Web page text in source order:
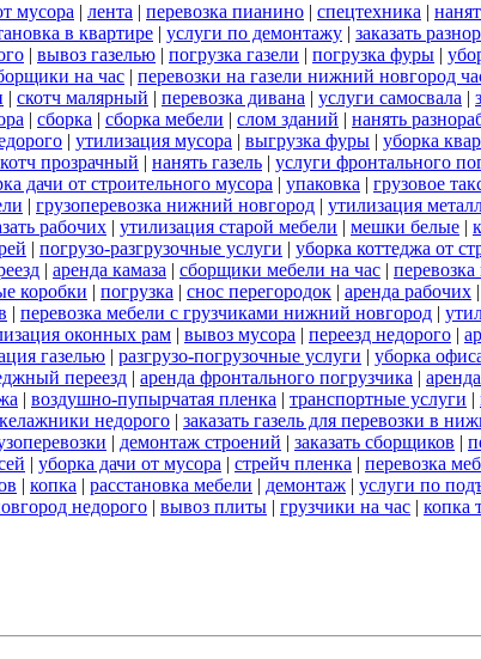
мусора | лента | перевозка пианино | спецтехника |
в квартире | услуги по демонтажу | заказать
| вывоз газелью | погрузка газели | погрузка фуры |
на час | перевозки на газели нижний новгород
| скотч малярный | перевозка дивана | услуги самосвала |
| сборка | сборка мебели | слом зданий | нанять
| утилизация мусора | выгрузка фуры | уборка
прозрачный | нанять газель | услуги фронтального
дачи от строительного мусора | упаковка | грузовое
| грузоперевозка нижний новгород | утилизация
рабочих | утилизация старой мебели | мешки белые |
| погрузо-разгрузочные услуги | уборка коттеджа от
| аренда камаза | сборщики мебели на час |
коробки | погрузка | снос перегородок | аренда рабочих |
| перевозка мебели с грузчиками нижний новгород |
оконных рам | вывоз мусора | переезд недорого |
газелью | разгрузо-погрузочные услуги | уборка
переезд | аренда фронтального погрузчика |
| воздушно-пупырчатая пленка | транспортные услуги |
недорого | заказать газель для перевозки в
| демонтаж строений | заказать сборщиков |
| уборка дачи от мусора | стрейч пленка | перевозка
| копка | расстановка мебели | демонтаж | услуги по
недорого | вывоз плиты | грузчики на час | копка